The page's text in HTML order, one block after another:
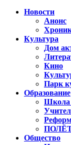
Новости
Анонс
Культура
Дом
Кино
Парк
Образование
Школа
ПОЛЁТ
Общество